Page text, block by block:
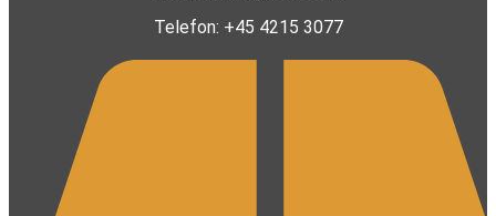
Telefon: +45 4215 3077